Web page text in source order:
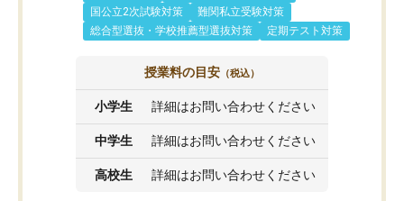
国公立2次試験対策
難関私立受験対策
総合型選抜・学校推薦型選抜対策
定期テスト対策
授業料の目安 （税込）
小学生 詳細はお問い合わせください
中学生 詳細はお問い合わせください
高校生 詳細はお問い合わせください